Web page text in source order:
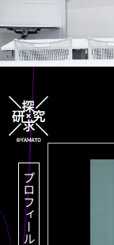
プロフィール